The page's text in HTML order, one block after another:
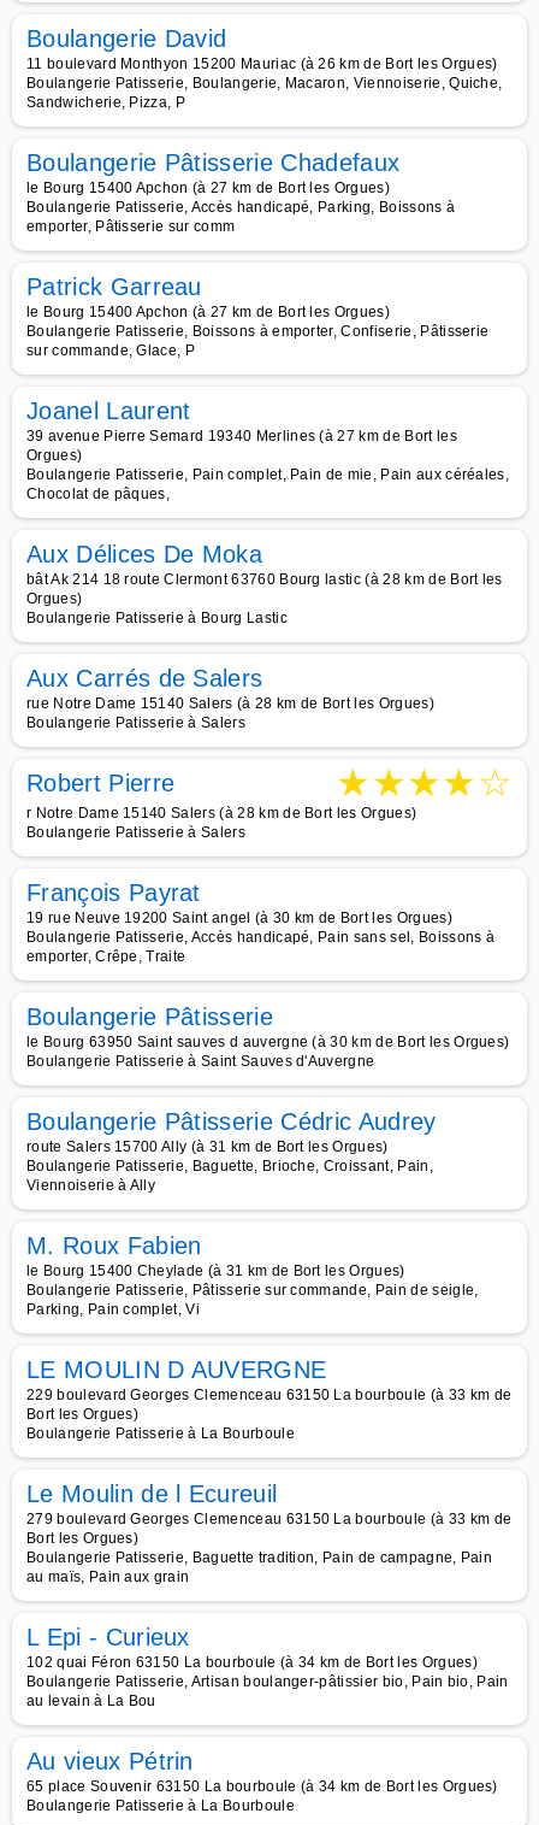
Boulangerie David
11 boulevard Monthyon 15200 Mauriac (à 26 km de Bort les Orgues)
Boulangerie Patisserie, Boulangerie, Macaron, Viennoiserie, Quiche,
Sandwicherie, Pizza, P
Boulangerie Pâtisserie Chadefaux
le Bourg 15400 Apchon (à 27 km de Bort les Orgues)
Boulangerie Patisserie, Accès handicapé, Parking, Boissons à
emporter, Pâtisserie sur comm
Patrick Garreau
le Bourg 15400 Apchon (à 27 km de Bort les Orgues)
Boulangerie Patisserie, Boissons à emporter, Confiserie, Pâtisserie
sur commande, Glace, P
Joanel Laurent
39 avenue Pierre Semard 19340 Merlines (à 27 km de Bort les
Orgues)
Boulangerie Patisserie, Pain complet, Pain de mie, Pain aux céréales,
Chocolat de pâques,
Aux Délices De Moka
bât Ak 214 18 route Clermont 63760 Bourg lastic (à 28 km de Bort les
Orgues)
Boulangerie Patisserie à Bourg Lastic
Aux Carrés de Salers
rue Notre Dame 15140 Salers (à 28 km de Bort les Orgues)
Boulangerie Patisserie à Salers
Robert Pierre ★★★★☆
r Notre Dame 15140 Salers (à 28 km de Bort les Orgues)
Boulangerie Patisserie à Salers
François Payrat
19 rue Neuve 19200 Saint angel (à 30 km de Bort les Orgues)
Boulangerie Patisserie, Accès handicapé, Pain sans sel, Boissons à
emporter, Crêpe, Traite
Boulangerie Pâtisserie
le Bourg 63950 Saint sauves d auvergne (à 30 km de Bort les Orgues)
Boulangerie Patisserie à Saint Sauves d'Auvergne
Boulangerie Pâtisserie Cédric Audrey
route Salers 15700 Ally (à 31 km de Bort les Orgues)
Boulangerie Patisserie, Baguette, Brioche, Croissant, Pain,
Viennoiserie à Ally
M. Roux Fabien
le Bourg 15400 Cheylade (à 31 km de Bort les Orgues)
Boulangerie Patisserie, Pâtisserie sur commande, Pain de seigle,
Parking, Pain complet, Vi
LE MOULIN D AUVERGNE
229 boulevard Georges Clemenceau 63150 La bourboule (à 33 km de
Bort les Orgues)
Boulangerie Patisserie à La Bourboule
Le Moulin de l Ecureuil
279 boulevard Georges Clemenceau 63150 La bourboule (à 33 km de
Bort les Orgues)
Boulangerie Patisserie, Baguette tradition, Pain de campagne, Pain
au maïs, Pain aux grain
L Epi - Curieux
102 quai Féron 63150 La bourboule (à 34 km de Bort les Orgues)
Boulangerie Patisserie, Artisan boulanger-pâtissier bio, Pain bio, Pain
au levain à La Bou
Au vieux Pétrin
65 place Souvenir 63150 La bourboule (à 34 km de Bort les Orgues)
Boulangerie Patisserie à La Bourboule